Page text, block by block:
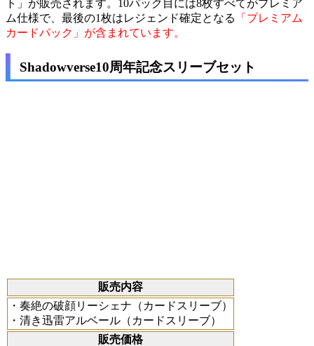
ト」が販売されます。10パック目には8枚すべてがプレミア
ム仕様で、最後の1枚はレジェンド確定となる
「プレミアム
カードパック」が含まれています。
Shadowverse10周年記念スリーブセット
販売内容
・奏絶の破顔リーシェナ（カードスリーブ）
・清き迅雷アルベール（カードスリーブ）
販売価格